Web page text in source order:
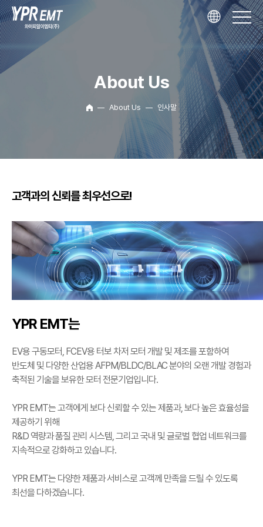
About Us
About Us 인사말
고객과의 신뢰를 최우선으로!
YPR EMT는
EV용 구동모터, FCEV용 터보 차저 모터 개발 및 제조를 포함하여
반도체 및 다양한 산업용 AFPM/BLDC/BLAC 분야의 오랜 개발 경험과
축적된 기술을 보유한 모터 전문기업입니다.
YPR EMT는 고객에게 보다 신뢰할 수 있는 제품과, 보다 높은 효율성을
제공하기 위해
R&D 역량과 품질 관리 시스템, 그리고 국내 및 글로벌 협업 네트워크를
지속적으로 강화하고 있습니다.
YPR EMT는 다양한 제품과 서비스로 고객께 만족을 드릴 수 있도록
최선을 다하겠습니다.